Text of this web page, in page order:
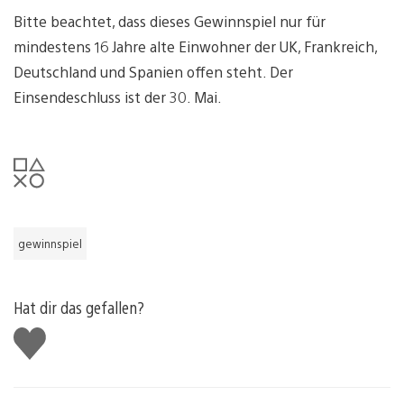
Bitte beachtet, dass dieses Gewinnspiel nur für
mindestens 16 Jahre alte Einwohner der UK, Frankreich,
Deutschland und Spanien offen steht. Der
Einsendeschluss ist der 30. Mai.
gewinnspiel
Hat dir das gefallen?
Gefällt
mir